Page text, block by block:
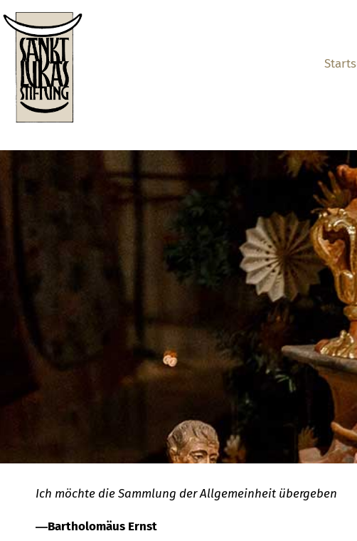
Ich möchte die Sammlung der Allgemeinheit übergeben
―Bartholomäus Ernst